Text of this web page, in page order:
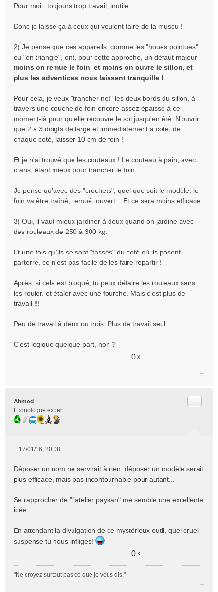
n
u
Pour moi : toujours trop travail, inutile.
Donc je laisse ça à ceux qui veulent faire de la muscu !
2) Je pense que ces appareils, comme les "houes pointues"
ou "en triangle", ont, pour cette approche, un défaut majeur :
moins on remue le foin, et moins on ouvre le sillon, et
plus les adventices nous laissent tranquille !
Pour cela, je veux "trancher net" les deux bords du sillon, à
travers une couche de foin encore assez épaisse à ce
moment-là pour qu'elle recouvre le sol jusqu'en été. N'ouvrir
que 2 à 3 doigts de large et immédiatement à coté, de
chaque coté, laisser 10 cm de foin !
Et je n'ai trouvé que les couteaux ! Le couteau à pain, avec
crans, étant mieux pour trancher le foin...
Je pense qu'avec des "crochets", quel que soit le modèle, le
foin va être traîné, remué, ouvert... Et ce sera moins efficace.
3) Oui, il vaut mieux jardiner à deux quand on jardine avec
des rouleaux de 250 à 300 kg.
Et une fois qu'ils se sont "tassés" du coté où ils posent
parterre, ce n'est pas facile de les faire repartir !
Après, si cela est bloqué, tu peux défaire les rouleaux sans
les rouler, et étaler avec une fourche. Mais c'est plus de
travail !!!
Peu de travail à deux ou trois. Plus de travail seul.
C'est logique quelque part, non ?
0 x
Ahmed
Econologue expert
s
s
g
e
n
l
17/01/16, 20:08
Déposer un nom ne servirait à rien, déposer un modèle serait
plus efficace, mais pas incontournable pour autant...
Se rapprocher de "l'atelier paysan" me semble une excellente
idée.
En attendant la divulgation de ce mystérieux outil, quel cruel
suspense tu nous infliges!
0 x
"Ne croyez surtout pas ce que je vous dis."